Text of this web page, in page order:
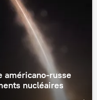
américano-russe
nucléaires